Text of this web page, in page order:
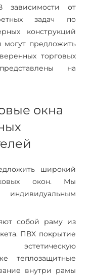
зависимости от
задач по
конструкций
могут предложить
торговых
на
окна
широкий
окон. Мы
собой раму из
ПВХ покрытие
теплозащитные
внутри рамы